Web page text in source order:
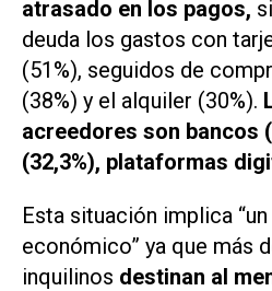
atrasado en los pagos,
deuda los gastos con
(51%), seguidos de
(38%) y el alquiler (30%).
acreedores son bancos
(32,3%), plataformas
Esta situación implica
económico” ya que más
inquilinos destinan al